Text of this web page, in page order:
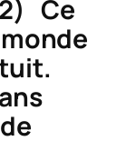
Ce